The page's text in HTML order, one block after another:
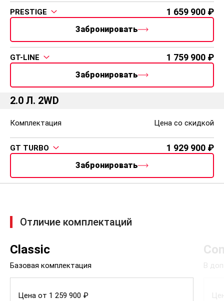
PRESTIGE 1 659 900
Забронировать
GT-LINE 1 759 900
Забронировать
2.0 Л. 2WD
Комплектация Цена со скидкой
GT TURBO 1 929 900
Забронировать
Отличие комплектаций
Classic
Базовая комплектация
Цена от 1 259 900 ₽
В